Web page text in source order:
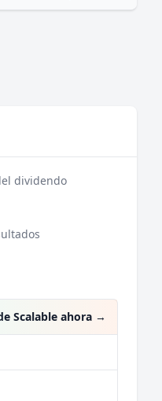
dividendo
Scalable ahora →